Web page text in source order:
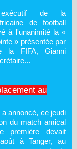
de la
de football
à l'unanimité la «
» présentée par
la FIFA, Gianni
au
annoncé, ce jeudi
du match amical
première devait
à Tanger, au